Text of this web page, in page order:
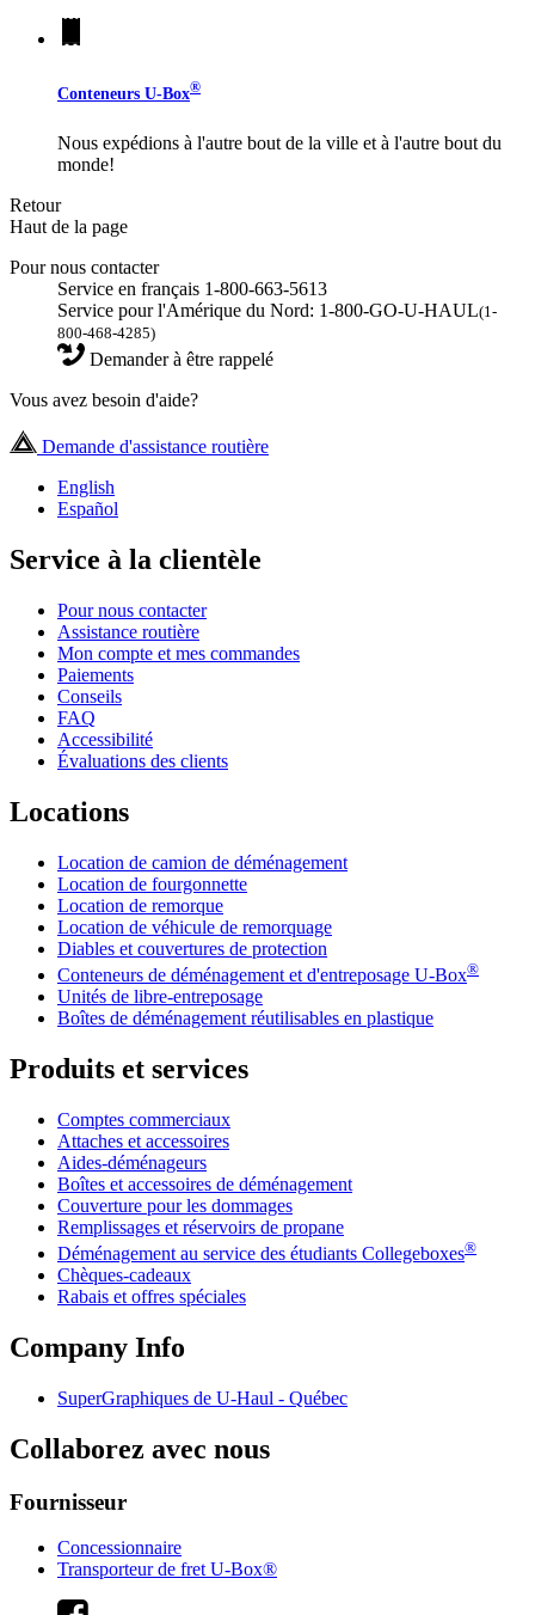
Conteneurs U-Box®
Nous expédions à l'autre bout de la ville et à l'autre bout du
monde!
Retour
Haut de la page
Pour nous contacter
Service en français 1-800-663-5613
Service pour l'Amérique du Nord: 1-800-GO-U-HAUL(1-
800-468-4285)
Demander à être rappelé
Vous avez besoin d'aide?
Demande d'assistance routière
English
Español
Service à la clientèle
Pour nous contacter
Assistance routière
Mon compte et mes commandes
Paiements
Conseils
FAQ
Accessibilité
Évaluations des clients
Locations
Location de camion de déménagement
Location de fourgonnette
Location de remorque
Location de véhicule de remorquage
Diables et couvertures de protection
Conteneurs de déménagement et d'entreposage U-Box®
Unités de libre-entreposage
Boîtes de déménagement réutilisables en plastique
Produits et services
Comptes commerciaux
Attaches et accessoires
Aides-déménageurs
Boîtes et accessoires de déménagement
Couverture pour les dommages
Remplissages et réservoirs de propane
Déménagement au service des étudiants Collegeboxes®
Chèques-cadeaux
Rabais et offres spéciales
Company Info
SuperGraphiques de U-Haul - Québec
Collaborez avec nous
Fournisseur
Concessionnaire
Transporteur de fret U-Box®